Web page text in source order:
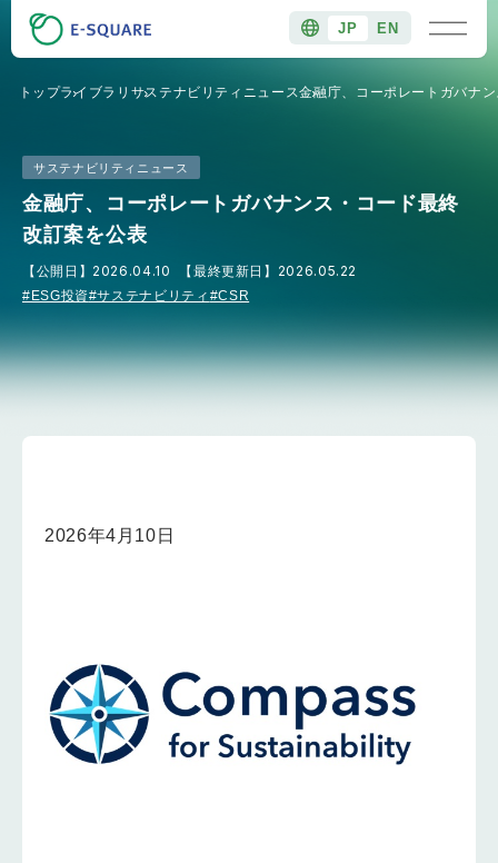
JP EN
トップライブラリ サステナビリティニュース金融庁、コーポレートガバナ
サステナビリティニュース
金融庁、コーポレートガバナンス・コード最終
改訂案を公表
【公開日】 2026.04.10 【最終更新日】 2026.05.22
#ESG投資#サステナビリティ #CSR
2026年4月10日